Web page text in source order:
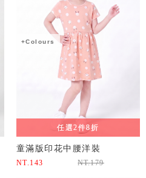
+Colours
任選2件8折
童滿版印花中腰洋裝
NT. 143 NT.179